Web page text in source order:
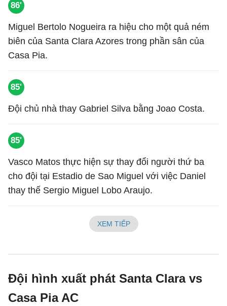
86'
Miguel Bertolo Nogueira ra hiệu cho một quả ném
biên của Santa Clara Azores trong phần sân của
Casa Pia.
85'
Đội chủ nhà thay Gabriel Silva bằng Joao Costa.
85'
Vasco Matos thực hiện sự thay đổi người thứ ba
cho đội tại Estadio de Sao Miguel với việc Daniel
thay thế Sergio Miguel Lobo Araujo.
XEM TIẾP
Đội hình xuất phát Santa Clara vs
Casa Pia AC